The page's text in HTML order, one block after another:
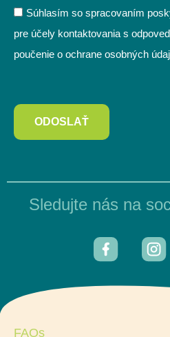
Súhlasím so spracovaním
pre účely kontaktovania s
poučenie o ochrane osobných
ODOSLAŤ
Sledujte nás na
FAQs